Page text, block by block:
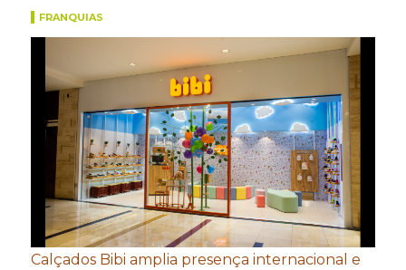
FRANQUIAS
Calçados Bibi amplia presença internacional e